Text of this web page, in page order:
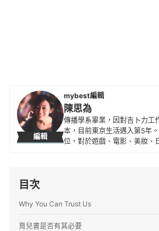
編輯
mybest編輯
陳思為
傳播學系畢業，因對吉卜力工
本，目前東京生活邁入第5年
位，對於遊戲、電影、美妝、
目次
Why You Can Trust Us
育兒書是否有其必要